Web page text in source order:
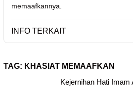
memaafkannya.
INFO TERKAIT
TAG: KHASIAT MEMAAFKAN
Kejernihan Hati Imam